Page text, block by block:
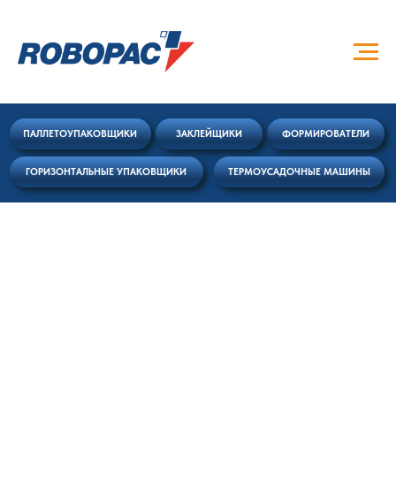
ГОРИЗОНТАЛЬНЫЕ УПАКОВЩИКИ ТЕРМОУСАДОЧНЫЕ МАШИНЫ